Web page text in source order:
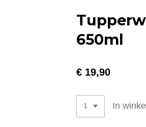
650ml
€ 19,90
In